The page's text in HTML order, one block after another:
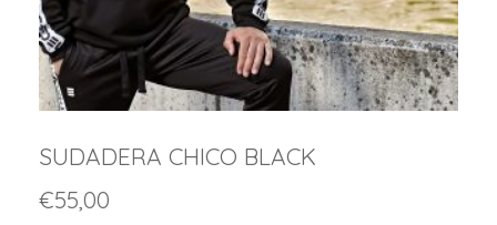
SUDADERA CHICO BLACK
€55,00